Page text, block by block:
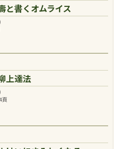
書くオムライス
上達法
頁